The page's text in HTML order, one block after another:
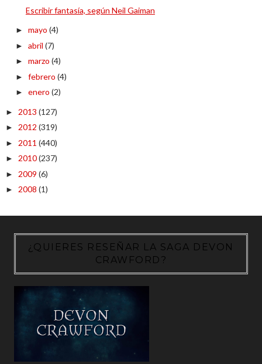
Escribir fantasía, según Neil Gaiman
► mayo (4)
► abril (7)
► marzo (4)
► febrero (4)
► enero (2)
► 2013 (127)
► 2012 (319)
► 2011 (440)
► 2010(237)
► 2009 (6)
► 2008 (1)
¿QUIERES RESEÑAR LA SAGA DEVON
CRAWFORD?